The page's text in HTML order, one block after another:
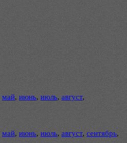
май, июнь, июль, август,
май, июнь, июль, август, сентябрь,